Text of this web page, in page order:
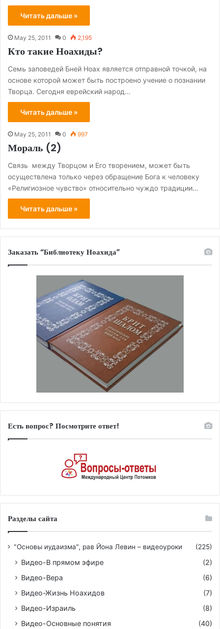
Читать дальше »
May 25, 2011 0 2,195
Кто такие Ноахиды?
Семь заповедей Бней Ноах является отправной точкой, на
основе которой может быть построено учение о познании
Творца. Сегодня еврейский народ…
Читать дальше »
May 25, 2011 0 997
Мораль (2)
Cвязь между Творцом и Его творением, может быть
осуществлена только через обращение Бога к человеку
«Религиозное чувство» относительно чуждо традиции…
Читать дальше »
Заказать “Библиотеку Ноахида”
Есть вопрос? Посмотрите ответ!
Разделы сайта
"Основы иудаизма", рав Йона Левин – видеоуроки (225)
Видео-В прямом эфире
(2)
Видео-Вера
(6)
Видео-Жизнь Ноахидов
(7)
Видео-Израиль
(8)
Видео-Основные понятия
(40)